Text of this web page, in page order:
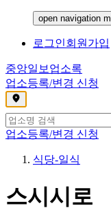
open navigation
로그인회원가입
중앙일보 업소록
업소등록/변경 신청
,
업소등록/변경 신청
식당-일식
스시시로